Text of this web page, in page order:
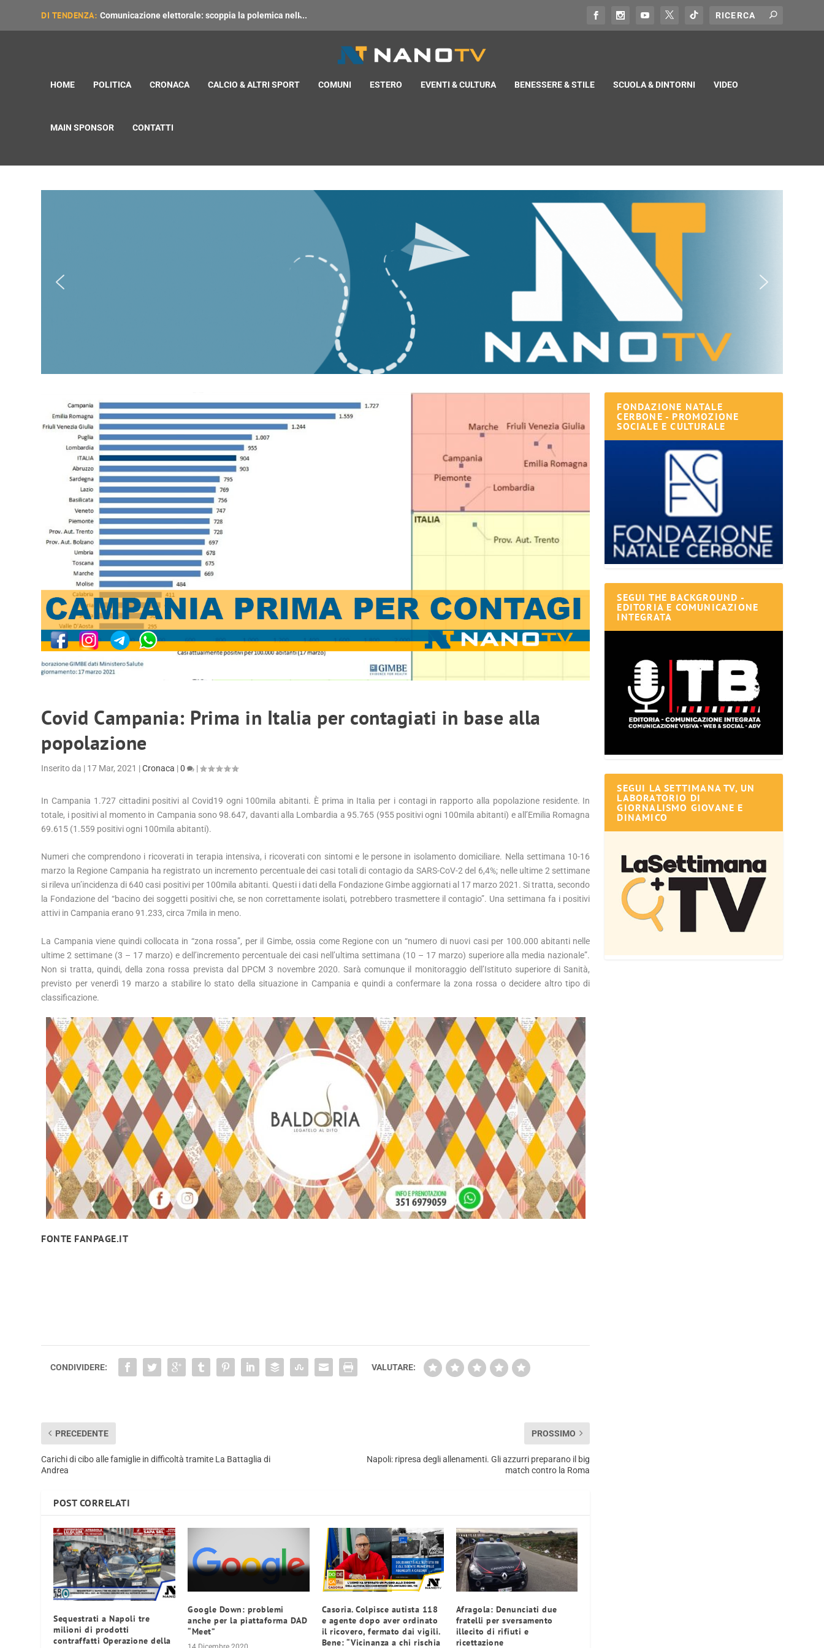
DI TENDENZA: Comunicazione elettorale: scoppia la polemica nell̵...
HOME POLITICA CRONACA CALCIO & ALTRI SPORT COMUNI ESTERO EVENTI & CULTURA BENESSERE & STILE SCUOLA & DINTORNI VIDEO
MAIN SPONSOR CONTATTI
Covid Campania: Prima in Italia per contagiati in base alla
popolazione
Inserito da | 17 Mar, 2021 |Cronaca |0 |
In Campania 1.727 cittadini positivi al Covid19 ogni 100mila abitanti. È prima in Italia per i contagi in rapporto alla popolazione residente. In
totale, i positivi al momento in Campania sono 98.647, davanti alla Lombardia a 95.765 (955 positivi ogni 100mila abitanti) e all’Emilia Romagna
69.615 (1.559 positivi ogni 100mila abitanti).
Numeri che comprendono i ricoverati in terapia intensiva, i ricoverati con sintomi e le persone in isolamento domiciliare. Nella settimana 10-16
marzo la Regione Campania ha registrato un incremento percentuale dei casi totali di contagio da SARS-CoV-2 del 6,4%; nelle ultime 2 settimane
si rileva un’incidenza di 640 casi positivi per 100mila abitanti. Questi i dati della Fondazione Gimbe aggiornati al 17 marzo 2021. Si tratta, secondo
la Fondazione del “bacino dei soggetti positivi che, se non correttamente isolati, potrebbero trasmettere il contagio”. Una settimana fa i positivi
attivi in Campania erano 91.233, circa 7mila in meno.
La Campania viene quindi collocata in “zona rossa”, per il Gimbe, ossia come Regione con un “numero di nuovi casi per 100.000 abitanti nelle
ultime 2 settimane (3 – 17 marzo) e dell’incremento percentuale dei casi nell’ultima settimana (10 – 17 marzo) superiore alla media nazionale”.
Non si tratta, quindi, della zona rossa prevista dal DPCM 3 novembre 2020. Sarà comunque il monitoraggio dell’Istituto superiore di Sanità,
previsto per venerdì 19 marzo a stabilire lo stato della situazione in Campania e quindi a confermare la zona rossa o decidere altro tipo di
classificazione.
FONTE FANPAGE.IT
CONDIVIDERE: VALUTARE:
PRECEDENTE
Carichi di cibo alle famiglie in difficoltà tramite La Battaglia di
Andrea
PROSSIMO
Napoli: ripresa degli allenamenti. Gli azzurri preparano il big
match contro la Roma
POST CORRELATI
Sequestrati a Napoli tre
milioni di prodotti
contraffatti Operazione della
Google Down: problemi
anche per la piattaforma DAD
“Meet”
Casoria. Colpisce autista 118
e agente dopo aver ordinato
il ricovero, fermato dai vigili.
Bene: “Vicinanza a chi rischia
Afragola: Denunciati due
fratelli per sversamento
illecito di rifiuti e
ricettazione
FONDAZIONE NATALE
CERBONE - PROMOZIONE
SOCIALE E CULTURALE
SEGUI THE BACKGROUND -
EDITORIA E COMUNICAZIONE
INTEGRATA
SEGUI LA SETTIMANA TV, UN
LABORATORIO DI
GIORNALISMO GIOVANE E
DINAMICO